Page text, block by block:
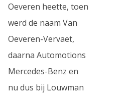
Oeveren heette, toen
werd de naam Van
Oeveren-Vervaet,
daarna Automotions
Mercedes-Benz en
nu dus bij Louwman